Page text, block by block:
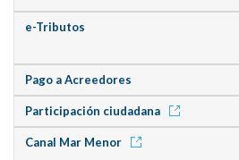
e-Tributos
Pago a Acreedores
Participación ciudadana
Canal Mar Menor